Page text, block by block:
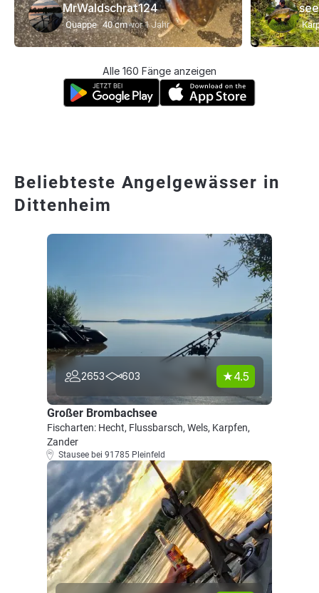
MrWaldschrat124
Quappe 40 cm vor 1 Jahr
Alle 160 Fänge anzeigen
Beliebteste Angelgewässer in
Dittenheim
2653 603 4.5
Großer Brombachsee
Fischarten: Hecht, Flussbarsch, Wels, Karpfen,
Zander
Stausee bei 91785 Pleinfeld